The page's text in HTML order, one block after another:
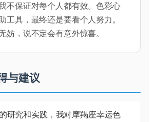
不保证对每个人都有效。色彩心
工具，最终还是要看个人努力。
妨，说不定会有意外惊喜。
与建议
研究和实践，我对摩羯座幸运色